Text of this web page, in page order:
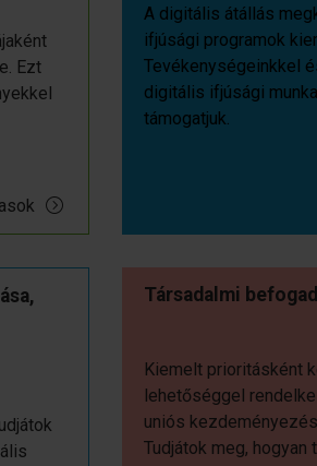
Ezt
A digitális átállás
ifjúsági programok
Tevékenységeinkkel
digitális ifjúsági
támogatjuk.
Társadalmi
Kiemelt prioritásként
lehetőséggel
uniós
Tudjátok meg, hogyan